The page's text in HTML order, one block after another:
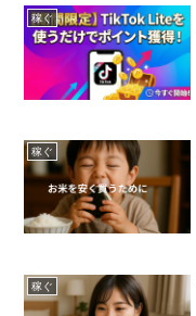
稼ぐ
稼ぐ
稼ぐ